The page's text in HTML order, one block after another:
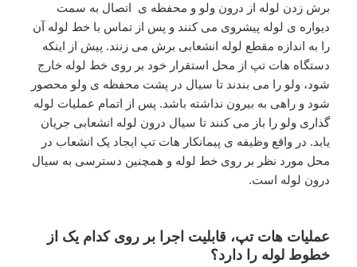
برش زدن لوله از درون ولو و محفظه ی اتصال به سمت
دیواره ی لوله پیشروی می کنند و پس از تماس با خط لوله آن
را به اندازه مقطع لوله انشعابی برش می زنند. پیش از اینکه
دستگاه هات تپ از محل استقرار خود بر روی خط لوله خارج
شود، ولو را می بندند تا سیال در پشت محفظه ی ولو محصور
شود و راهی به بیرون نداشته باشد. پس از اتمام عملیات لوله
گذاری ولو را باز می کنند تا سیال درون لوله انشعابی جریان
یابد. در واقع وظیفه ی پیمانکار هات تپ ایجاد یک انشعاب در
محل مورد نظر بر روی خط لوله و همچنین دسترسی به سیال
درون لوله است.
عملیات هات تپ، قابلیت اجرا بر روی کدام یک از
خطوط لوله را دارد؟